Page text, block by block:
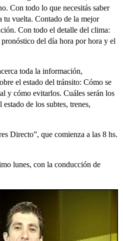
Con todo lo que necesitás saber
tu vuelta. Contado de la mejor
Con todo el detalle del clima:
del día hora por hora y el
toda la información,
el estado del tránsito: Cómo se
y cómo evitarlos. Cuáles serán los
de los subtes, trenes,
Directo”, que comienza a las 8 hs.
lunes, con la conducción de